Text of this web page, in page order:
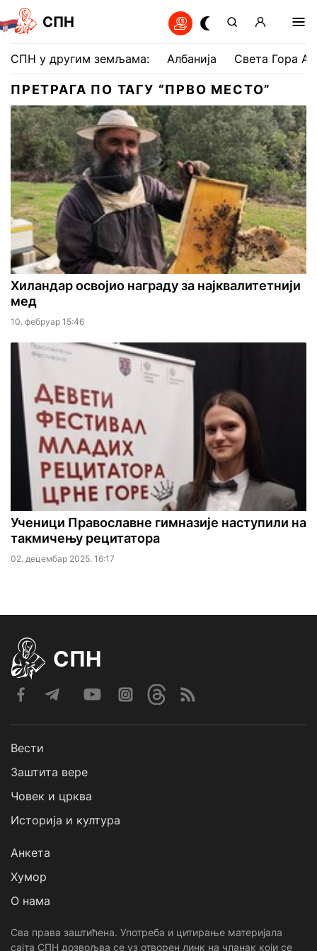
СПН
СПН у другим земљама: Албанија Света Гора
ПРЕТРАГА ПО ТАГУ “ПРВО МЕСТО”
Хиландар освојио награду за најквалитетнији
мед
10. фебруар 15:46
Ученици Православне гимназије наступили на
такмичењу рецитатора
02. децембар 2025. 16:17
СПН
Вести
Заштита вере
Човек и црква
Историја и култура
Анкета
Хумор
О нама
Сва права заштићена. Употреба и цитирање материјала
сајта СПН дозвољва се уз отворен линк на чланак који се